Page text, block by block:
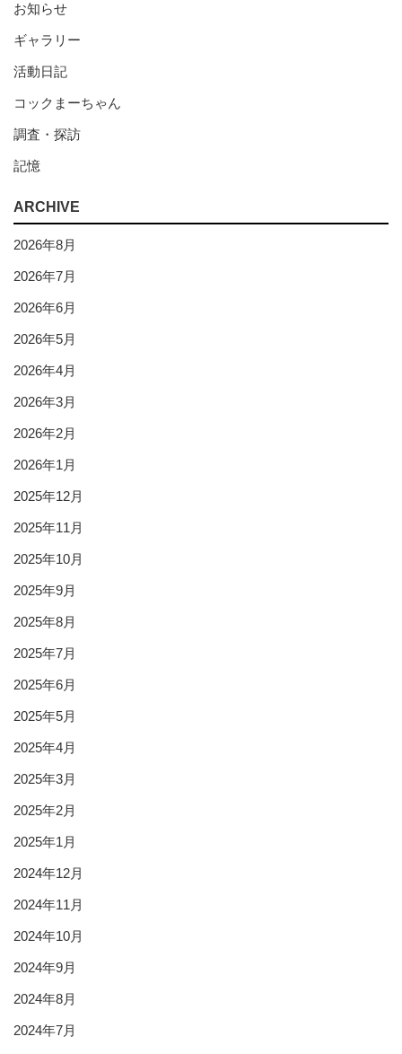
お知らせ
ギャラリー
活動日記
コックまーちゃん
調査・探訪
記憶
ARCHIVE
2026年8月
2026年7月
2026年6月
2026年5月
2026年4月
2026年3月
2026年2月
2026年1月
2025年12月
2025年11月
2025年10月
2025年9月
2025年8月
2025年7月
2025年6月
2025年5月
2025年4月
2025年3月
2025年2月
2025年1月
2024年12月
2024年11月
2024年10月
2024年9月
2024年8月
2024年7月